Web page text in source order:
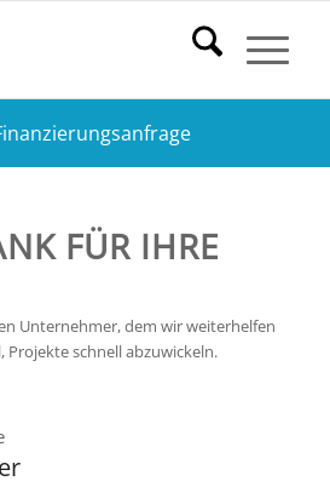
FÜR IHRE
Unternehmer, dem wir weiterhelfen
Projekte schnell abzuwickeln.